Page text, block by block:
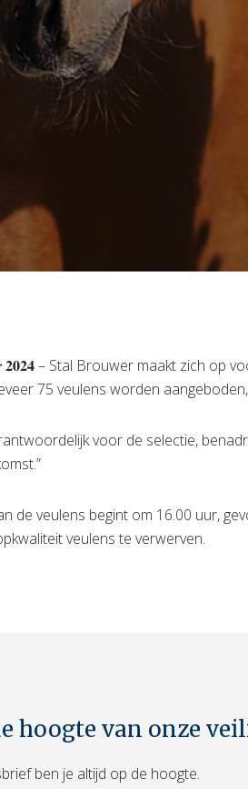
𝟐𝟎𝟐𝟒 – Stal Brouwer maakt zich
75 veulens worden
voor de selectie,
de veulens begint om 16.00 uur,
veulens te verwerven.
hoogte van onze
ben je altijd op de hoogte.